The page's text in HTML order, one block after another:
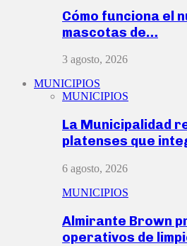
Cómo funciona el
mascotas de…
3 agosto, 2026
MUNICIPIOS
MUNICIPIOS
La Municipalidad
platenses que
6 agosto, 2026
MUNICIPIOS
Almirante Brown
operativos de